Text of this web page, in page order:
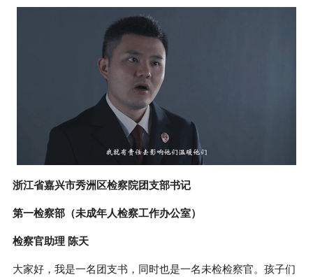
浙江省嘉兴市秀洲区检察院团支部书记
第一检察部（未成年人检察工作办公室）
检察官助理 陈天
大家好，我是一名团支书，同时也是一名未检检察官。孩子们